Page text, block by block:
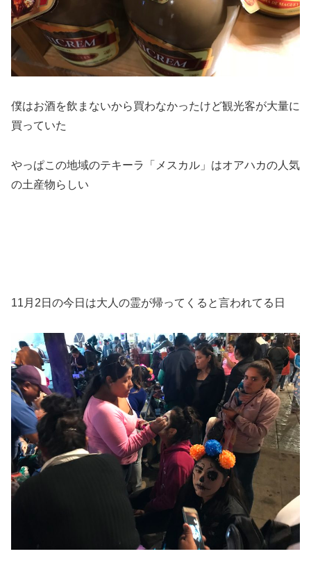
僕はお酒を飲まないから買わなかったけど観光客が大量に
買っていた
やっぱこの地域のテキーラ「メスカル」はオアハカの人気
の土産物らしい
11月2日の今日は大人の霊が帰ってくると言われてる日